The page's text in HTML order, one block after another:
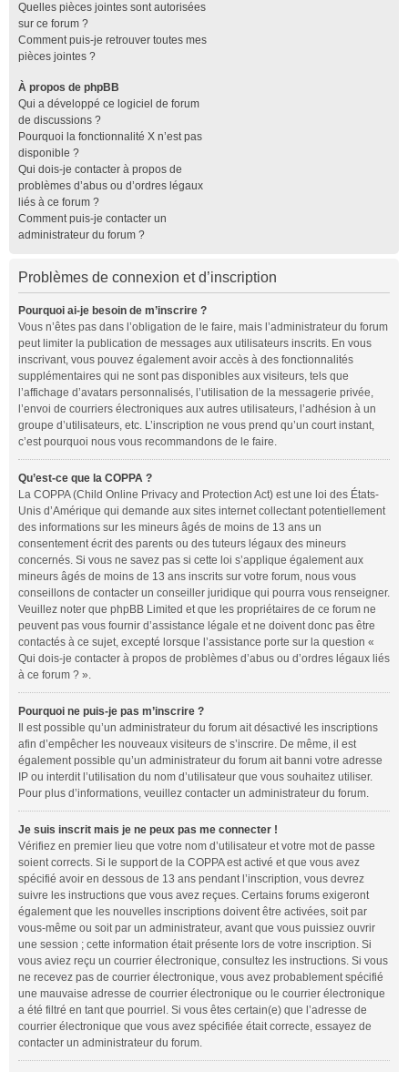
Quelles pièces jointes sont autorisées
sur ce forum ?
Comment puis-je retrouver toutes mes
pièces jointes ?
À propos de phpBB
Qui a développé ce logiciel de forum
de discussions ?
Pourquoi la fonctionnalité X n’est pas
disponible ?
Qui dois-je contacter à propos de
problèmes d’abus ou d’ordres légaux
liés à ce forum ?
Comment puis-je contacter un
administrateur du forum ?
Problèmes de connexion et d’inscription
Pourquoi ai-je besoin de m’inscrire ?
Vous n’êtes pas dans l’obligation de le faire, mais l’administrateur du forum
peut limiter la publication de messages aux utilisateurs inscrits. En vous
inscrivant, vous pouvez également avoir accès à des fonctionnalités
supplémentaires qui ne sont pas disponibles aux visiteurs, tels que
l’affichage d’avatars personnalisés, l’utilisation de la messagerie privée,
l’envoi de courriers électroniques aux autres utilisateurs, l’adhésion à un
groupe d’utilisateurs, etc. L’inscription ne vous prend qu’un court instant,
c’est pourquoi nous vous recommandons de le faire.
Qu’est-ce que la COPPA ?
La COPPA (Child Online Privacy and Protection Act) est une loi des États-
Unis d’Amérique qui demande aux sites internet collectant potentiellement
des informations sur les mineurs âgés de moins de 13 ans un
consentement écrit des parents ou des tuteurs légaux des mineurs
concernés. Si vous ne savez pas si cette loi s’applique également aux
mineurs âgés de moins de 13 ans inscrits sur votre forum, nous vous
conseillons de contacter un conseiller juridique qui pourra vous renseigner.
Veuillez noter que phpBB Limited et que les propriétaires de ce forum ne
peuvent pas vous fournir d’assistance légale et ne doivent donc pas être
contactés à ce sujet, excepté lorsque l’assistance porte sur la question «
Qui dois-je contacter à propos de problèmes d’abus ou d’ordres légaux liés
à ce forum ? ».
Pourquoi ne puis-je pas m’inscrire ?
Il est possible qu’un administrateur du forum ait désactivé les inscriptions
afin d’empêcher les nouveaux visiteurs de s’inscrire. De même, il est
également possible qu’un administrateur du forum ait banni votre adresse
IP ou interdit l’utilisation du nom d’utilisateur que vous souhaitez utiliser.
Pour plus d’informations, veuillez contacter un administrateur du forum.
Je suis inscrit mais je ne peux pas me connecter !
Vérifiez en premier lieu que votre nom d’utilisateur et votre mot de passe
soient corrects. Si le support de la COPPA est activé et que vous avez
spécifié avoir en dessous de 13 ans pendant l’inscription, vous devrez
suivre les instructions que vous avez reçues. Certains forums exigeront
également que les nouvelles inscriptions doivent être activées, soit par
vous-même ou soit par un administrateur, avant que vous puissiez ouvrir
une session ; cette information était présente lors de votre inscription. Si
vous aviez reçu un courrier électronique, consultez les instructions. Si vous
ne recevez pas de courrier électronique, vous avez probablement spécifié
une mauvaise adresse de courrier électronique ou le courrier électronique
a été filtré en tant que pourriel. Si vous êtes certain(e) que l’adresse de
courrier électronique que vous avez spécifiée était correcte, essayez de
contacter un administrateur du forum.